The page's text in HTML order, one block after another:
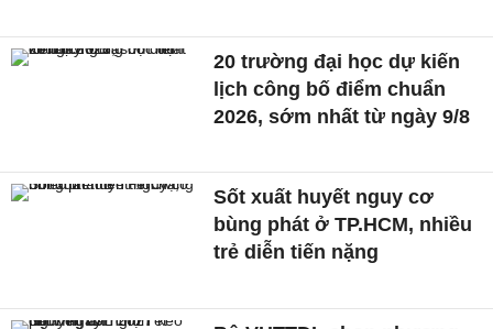
20 trường đại học dự kiến
lịch công bố điểm chuẩn
2026, sớm nhất từ ngày 9/8
Sốt xuất huyết nguy cơ
bùng phát ở TP.HCM, nhiều
trẻ diễn tiến nặng